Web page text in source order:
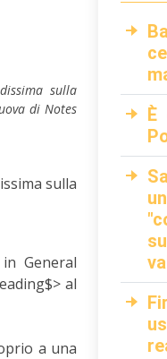
sulla
di Notes
sulla
General
al
a una
È